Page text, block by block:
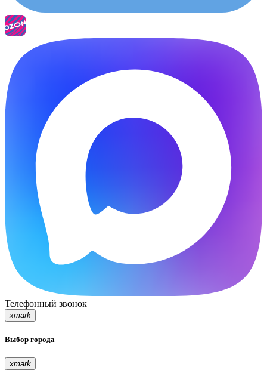
Телефонный звонок
xmark
Выбор города
xmark